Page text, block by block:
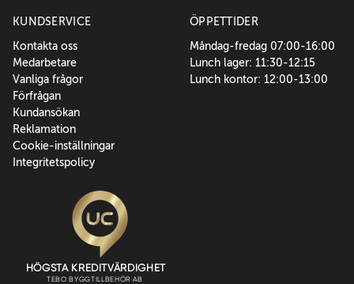
KUNDSERVICE
Kontakta oss
Medarbetare
Vanliga frågor
Förfrågan
Kundansökan
Reklamation
Cookie-inställningar
Integritetspolicy
ÖPPETTIDER
Måndag-fredag 07:00-16:00
Lunch lager: 11:30-12:15
Lunch kontor: 12:00-13:00